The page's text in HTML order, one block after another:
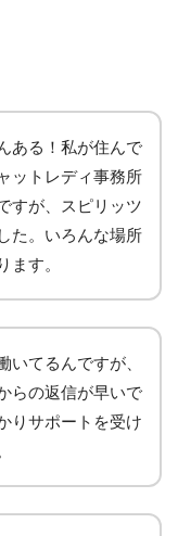
ある！私が住んで
ットレディ事務所
すが、スピリッツ
た。いろんな場所
ます。
いてるんですが、
らの返信が早いで
りサポートを受け